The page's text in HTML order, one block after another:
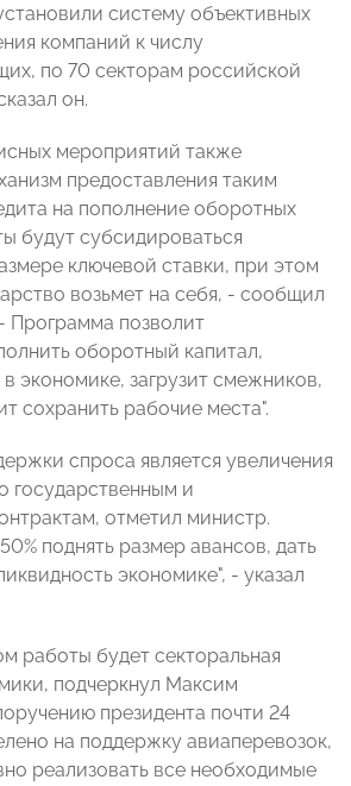
систему объективных
компаний к числу
по 70 секторам российской
он.
мероприятий также
предоставления таким
на пополнение оборотных
будут субсидироваться
ключевой ставки, при этом
возьмет на себя, - сообщил
Программа позволит
оборотный капитал,
экономике, загрузит смежников,
сохранить рабочие места".
спроса является увеличения
государственным и
отметил министр.
поднять размер авансов, дать
экономике", - указал
работы будет секторальная
подчеркнул Максим
президента почти 24
на поддержку авиаперевозок,
реализовать все необходимые